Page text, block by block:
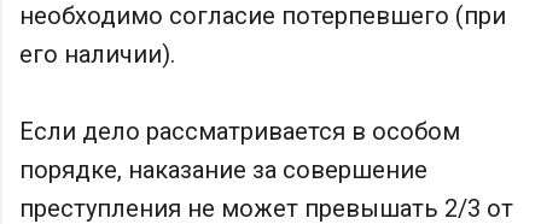
необходимо согласие потерпевшего (при
его наличии).
Если дело рассматривается в особом
порядке, наказание за совершение
преступления не может превышать 2/3 от